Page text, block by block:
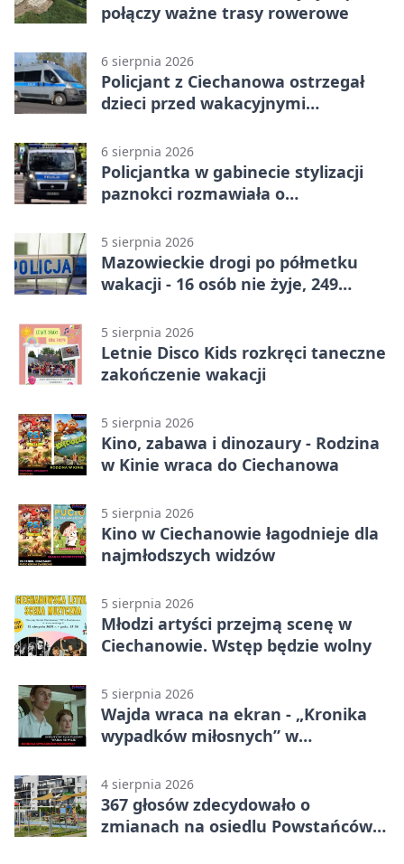
połączy ważne trasy rowerowe
6 sierpnia 2026
Policjant z Ciechanowa ostrzegał
dzieci przed wakacyjnymi
6 sierpnia 2026
Policjantka w gabinecie stylizacji
paznokci rozmawiała o
5 sierpnia 2026
Mazowieckie drogi po półmetku
wakacji - 16 osób nie żyje, 249
5 sierpnia 2026
Letnie Disco Kids rozkręci taneczne
zakończenie wakacji
5 sierpnia 2026
Kino, zabawa i dinozaury - Rodzina
w Kinie wraca do Ciechanowa
5 sierpnia 2026
Kino w Ciechanowie łagodnieje dla
najmłodszych widzów
5 sierpnia 2026
Młodzi artyści przejmą scenę w
Ciechanowie. Wstęp będzie wolny
5 sierpnia 2026
Wajda wraca na ekran - „Kronika
wypadków miłosnych” w
4 sierpnia 2026
367 głosów zdecydowało o
zmianach na osiedlu Powstańców